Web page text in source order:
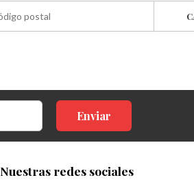
Enviar
Nuestras redes sociales